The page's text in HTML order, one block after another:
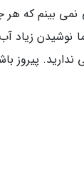
بینم که هر
نوشیدن زیاد
پیروز